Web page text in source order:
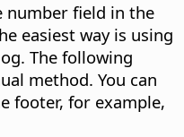
number field in the
easiest way is using
The following
method. You can
footer, for example,